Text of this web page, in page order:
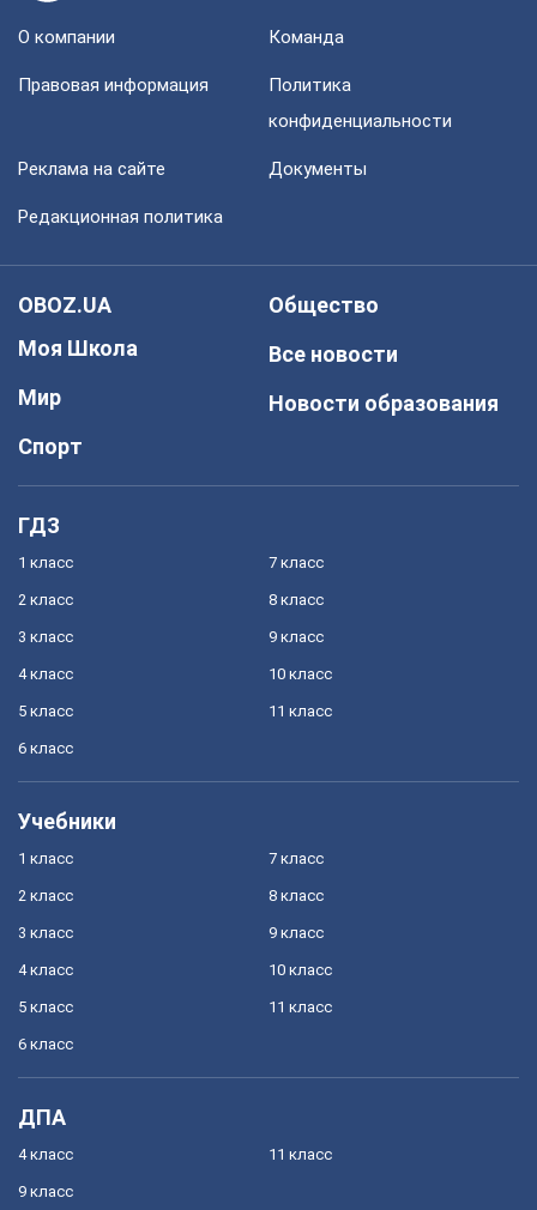
О компании Команда
Правовая информация
Политика
конфиденциальности
Реклама на сайте Документы
Редакционная политика
OBOZ.UA
Моя Школа
Мир
Спорт
Общество
Все новости
Новости образования
ГДЗ
1 класс
2 класс
3 класс
4 класс
5 класс
6 класс
7 класс
8 класс
9 класс
10 класс
11 класс
Учебники
1 класс
2 класс
3 класс
4 класс
5 класс
6 класс
7 класс
8 класс
9 класс
10 класс
11 класс
ДПА
4 класс
9 класс
11 класс